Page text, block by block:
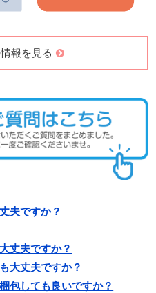
報を見る
夫ですか？
丈夫ですか？
大丈夫ですか？
包しても良いですか？